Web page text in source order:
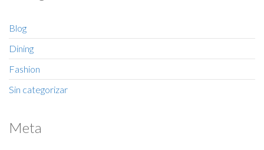
Blog
Dining
Fashion
Sin categorizar
Meta